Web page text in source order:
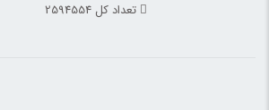
تعداد کل 2594554